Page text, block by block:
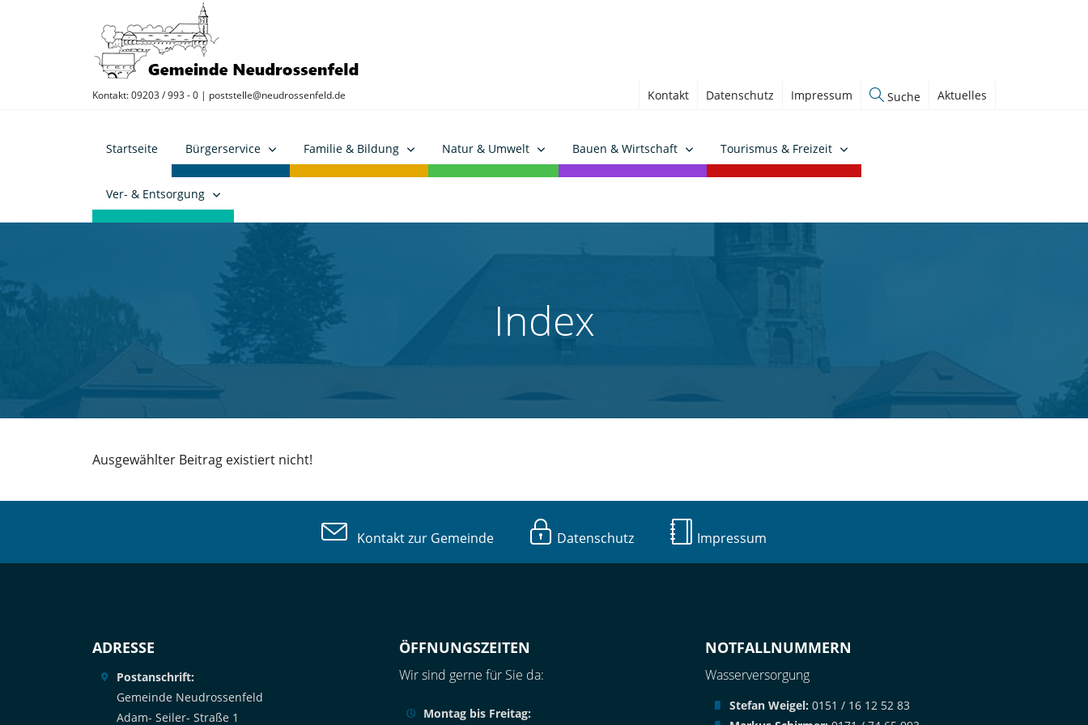
Kontakt: 09203 / 993 - 0 | poststelle@neudrossenfeld.de Kontakt Datenschutz Impressum Suche Aktuelles
Startseite Bürgerservice Familie & Bildung Natur & Umwelt Bauen & Wirtschaft Tourismus & Freizeit
Ver- & Entsorgung
Index
Ausgewählter Beitrag existiert nicht!
Kontakt zur Gemeinde Datenschutz Impressum
ADRESSE
Postanschrift:
Gemeinde Neudrossenfeld
Adam- Seiler- Straße 1
ÖFFNUNGSZEITEN
Wir sind gerne für Sie da:
Montag bis Freitag:
NOTFALLNUMMERN
Wasserversorgung
Stefan Weigel: 0151 / 16 12 52 83